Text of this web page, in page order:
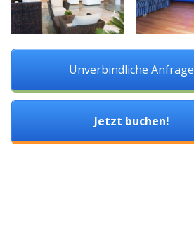
Unverbindliche Anfrage
Jetzt buchen!